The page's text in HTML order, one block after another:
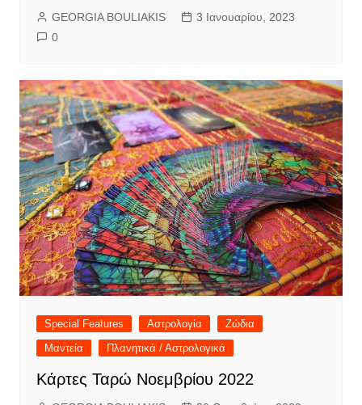
GEORGIA BOULIAKIS
3 Ιανουαρίου, 2023
0
Special Features Αστρολογία
Ζώδια
Μαντεία
Πλανητικά / Αστρολογικά
Κάρτες Ταρώ Νοεμβρίου 2022